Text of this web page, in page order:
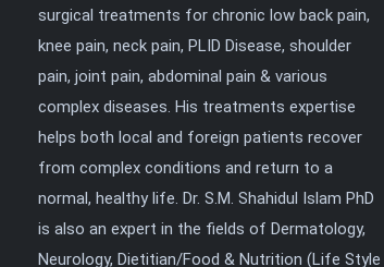
surgical treatments for chronic low back pain,
knee pain, neck pain, PLID Disease, shoulder
pain, joint pain, abdominal pain & various
complex diseases. His treatments expertise
helps both local and foreign patients recover
from complex conditions and return to a
normal, healthy life. Dr. S.M. Shahidul Islam PhD
is also an expert in the fields of Dermatology,
Neurology, Dietitian/Food & Nutrition (Life Style